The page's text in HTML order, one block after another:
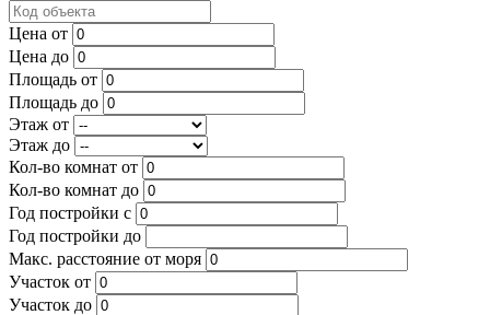
Цена от
Цена до
Площадь от
Площадь до
Этаж от
Этаж до
Кол-во комнат от
Кол-во комнат до
Год постройки с
Год постройки до
Макс. расстояние от моря
Участок от
Участок до